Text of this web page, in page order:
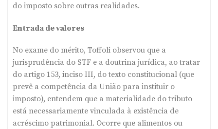
do imposto sobre outras realidades.
Entrada de valores
No exame do mérito, Toffoli observou que a
jurisprudência do STF e a doutrina jurídica, ao tratar
do artigo 153, inciso III, do texto constitucional (que
prevê a competência da União para instituir o
imposto), entendem que a materialidade do tributo
está necessariamente vinculada à existência de
acréscimo patrimonial. Ocorre que alimentos ou